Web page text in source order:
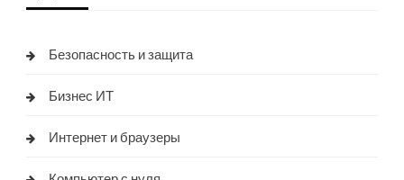
Безопасность и защита
Бизнес ИТ
Интернет и браузеры